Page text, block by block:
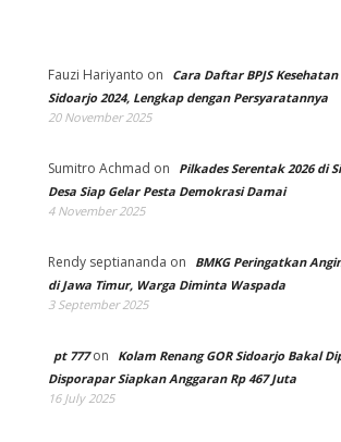
Fauzi Hariyanto on
Cara Daftar BPJS Kesehatan
Sidoarjo 2024, Lengkap dengan Persyaratannya
20 November 2025
Sumitro Achmad on
Pilkades Serentak 2026 di
Desa Siap Gelar Pesta Demokrasi Damai
4 November 2025
Rendy septiananda on
BMKG Peringatkan
di Jawa Timur, Warga Diminta Waspada
3 September 2025
pt 777on
Kolam Renang GOR Sidoarjo Bakal
Disporapar Siapkan Anggaran Rp 467 Juta
16 July 2025